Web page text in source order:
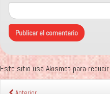
Este sitio usa Akismet para